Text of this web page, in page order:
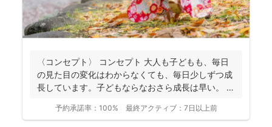
〈コンセプト〉 コンセプト 大人も子どもも、毎日
の見た目の変化はわからなくても、毎日少しずつ成
長しています。子どもならなおさら成長は早い。
予約承諾率： 100% 最終アクティブ： 7日以上前